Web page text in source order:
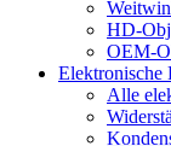
HD-
OEM-
Elektronische
Alle